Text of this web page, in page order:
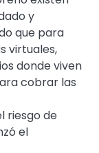
y
que para
virtuales,
donde viven
cobrar las
riesgo de
el